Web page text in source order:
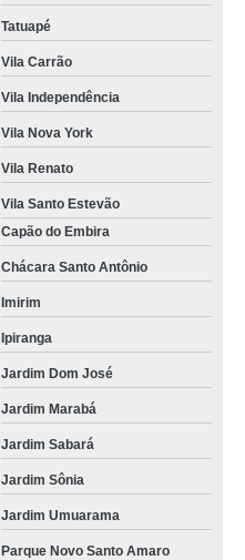
Tatuapé
Vila Carrão
Vila Independência
Vila Nova York
Vila Renato
Vila Santo Estevão
Capão do Embira
Chácara Santo Antônio
Imirim
Ipiranga
Jardim Dom José
Jardim Marabá
Jardim Sabará
Jardim Sônia
Jardim Umuarama
Parque Novo Santo Amaro